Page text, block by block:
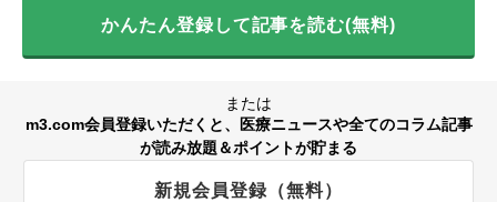
かんたん登録して記事を読む(無料)
または
m3.com会員登録いただくと、医療ニュースや全てのコラム記事
が読み放題＆ポイントが貯まる
新規会員登録（無料）